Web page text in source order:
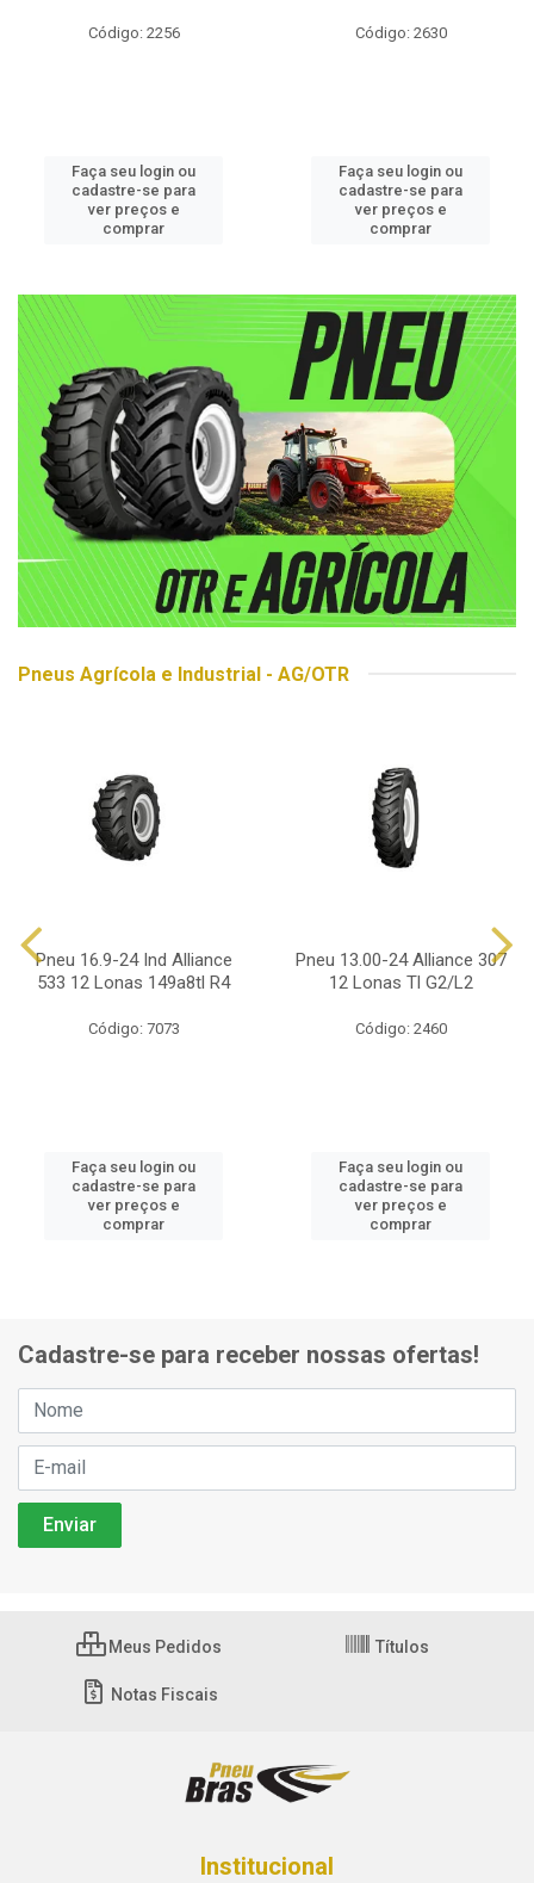
Código: 2256
Faça seu login ou
cadastre-se para
ver preços e
comprar
Código: 2630
Faça seu login ou
cadastre-se para
ver preços e
comprar
Pneus Agrícola e Industrial - AG/OTR
Pneu 16.9-24 Ind Alliance
533 12 Lonas 149a8tl R4
Código: 7073
Faça seu login ou
cadastre-se para
ver preços e
comprar
Pneu 13.00-24 Alliance 307
12 Lonas Tl G2/L2
Código: 2460
Faça seu login ou
cadastre-se para
ver preços e
comprar
Cadastre-se para receber nossas ofertas!
Meus Pedidos Títulos
Notas Fiscais
Institucional